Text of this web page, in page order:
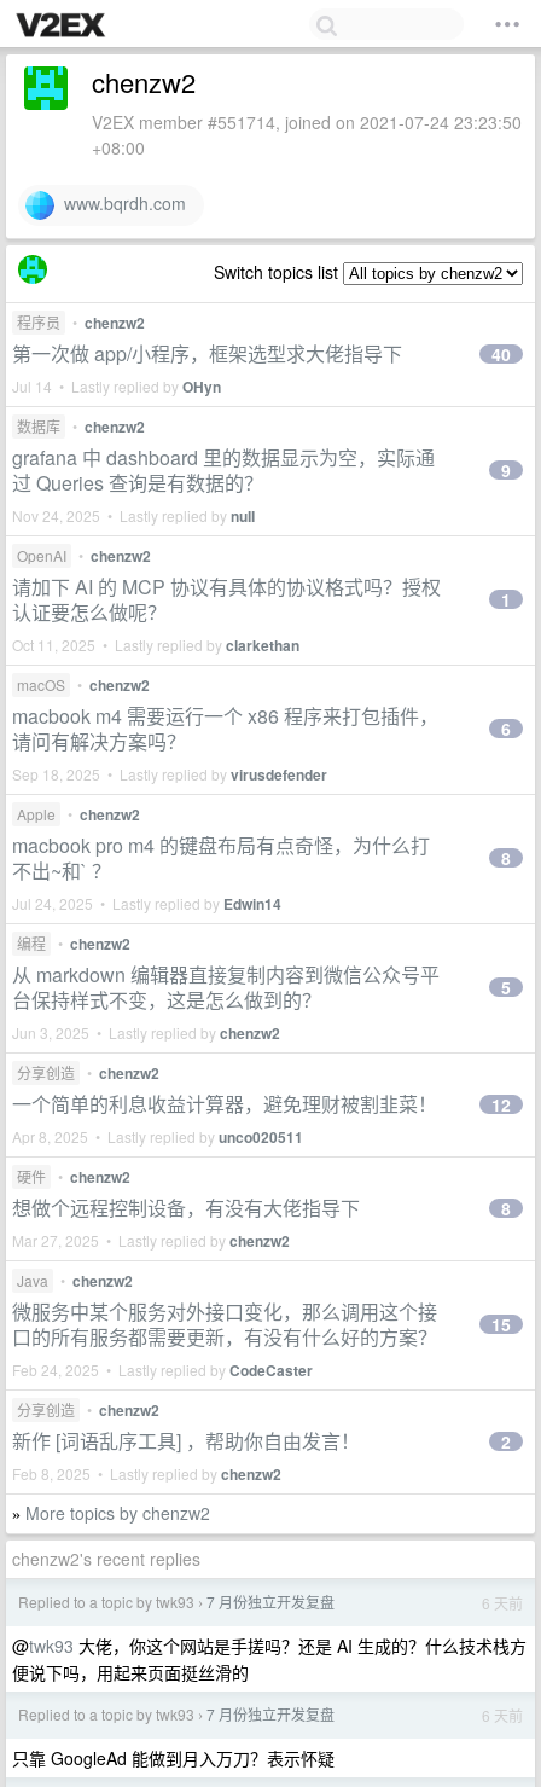
chenzw2
V2EX member #551714, joined on 2021-07-24 23:23:50
+08:00
www.bqrdh.com
Switch topics list
程序员 • chenzw2
第一次做 app/小程序，框架选型求大佬指导下
Jul 14 • Lastly replied byOHyn
40
数据库 • chenzw2
grafana 中 dashboard 里的数据显示为空，实际通
过 Queries 查询是有数据的？
Nov 24, 2025 • Lastly replied bynuII
9
OpenAI • chenzw2
请加下 AI 的 MCP 协议有具体的协议格式吗？授权
认证要怎么做呢？
Oct 11, 2025 • Lastly replied byclarkethan
1
macOS • chenzw2
macbook m4 需要运行一个 x86 程序来打包插件，
请问有解决方案吗？
Sep 18, 2025 • Lastly replied byvirusdefender
6
Apple • chenzw2
macbook pro m4 的键盘布局有点奇怪，为什么打
不出~和` ？
Jul 24, 2025 • Lastly replied by Edwin14
8
编程 • chenzw2
从 markdown 编辑器直接复制内容到微信公众号平
台保持样式不变，这是怎么做到的？
Jun 3, 2025 • Lastly replied bychenzw2
5
分享创造 • chenzw2
一个简单的利息收益计算器，避免理财被割韭菜！
Apr 8, 2025 • Lastly replied byunco020511
12
硬件 • chenzw2
想做个远程控制设备，有没有大佬指导下
Mar 27, 2025 • Lastly replied bychenzw2
8
Java • chenzw2
微服务中某个服务对外接口变化，那么调用这个接
口的所有服务都需要更新，有没有什么好的方案？
Feb 24, 2025 • Lastly replied byCodeCaster
15
分享创造 • chenzw2
新作 [词语乱序工具] ，帮助你自由发言！
Feb 8, 2025 • Lastly replied bychenzw2
2
» More topics by chenzw2
chenzw2's recent replies
Replied to a topic by twk93 › 7 月份独立开发复盘 6 天前
@twk93 大佬，你这个网站是手搓吗？还是 AI 生成的？什么技术栈方
便说下吗，用起来页面挺丝滑的
Replied to a topic by twk93 › 7 月份独立开发复盘 6 天前
只靠 GoogleAd 能做到月入万刀？表示怀疑